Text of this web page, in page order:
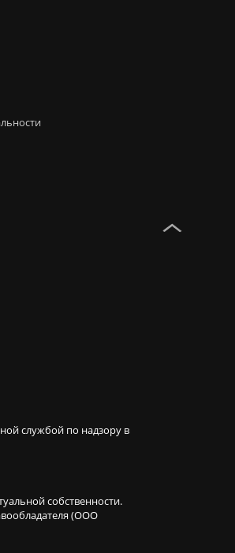
службой по надзору в
собственности.
(ООО